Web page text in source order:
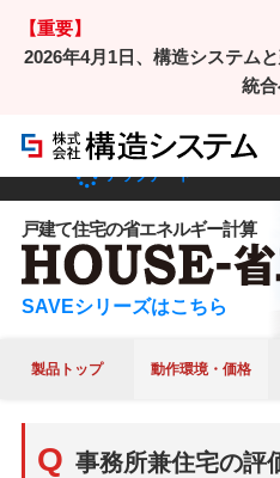
【重要】
2026年4月1日、構造システム
統
/ よくあるご
アップデート
戸建て住宅の省エネルギー計算
SAVEシリーズはこちら
製品トップ 動作環境・価格
事務所兼住宅の評